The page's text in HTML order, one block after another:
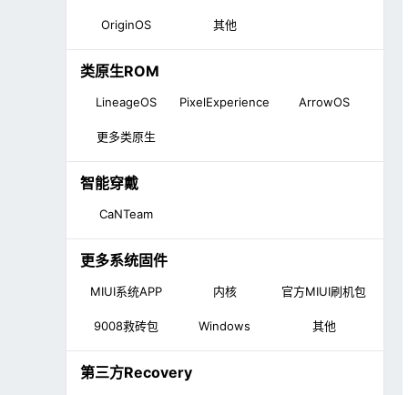
OriginOS 其他
类原生ROM
LineageOS PixelExperience ArrowOS
更多类原生
智能穿戴
CaNTeam
更多系统固件
MIUI系统APP 内核 官方MIUI刷机包
9008救砖包 Windows 其他
第三方Recovery